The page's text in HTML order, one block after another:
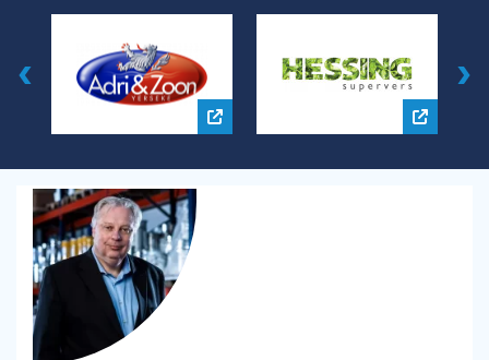
Vorige
Open referentie Open